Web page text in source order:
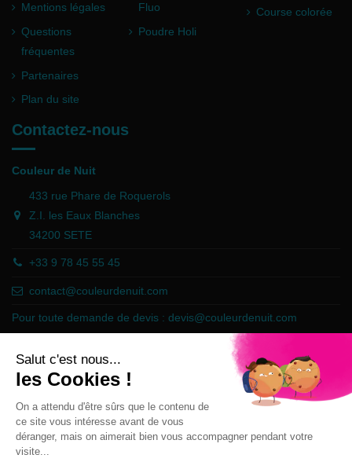
Mentions légales
Questions
fréquentes
Partenaires
Plan du site
Fluo
Poudre Holi
Course colorée
Contactez-nous
Couleur de Nuit
433 rue Phare de Roquerols
Z.I. les Eaux Blanches
34200 SETE
+33 9 78 45 55 45
contact@couleurdenuit.com
Pour toute demande de devis : devis@couleurdenuit.com
Marchand approuvé par la Société des Avis Garantis,cliquez ici pour
vérifier .
Follow us